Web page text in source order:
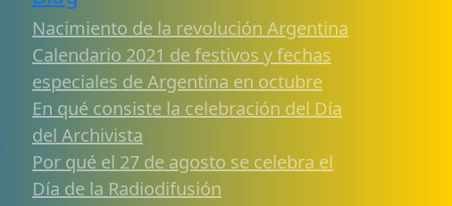
Nacimiento de la revolución Argentina
Calendario 2021 de festivos y fechas
especiales de Argentina en octubre
En qué consiste la celebración del Día
del Archivista
Por qué el 27 de agosto se celebra el
Día de la Radiodifusión